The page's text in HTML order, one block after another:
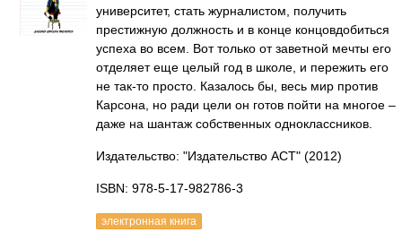
университет, стать журналистом, получить
престижную должность и в конце концовдобиться
успеха во всем. Вот только от заветной мечты его
отделяет еще целый год в школе, и пережить его
не так-то просто. Казалось бы, весь мир против
Карсона, но ради цели он готов пойти на многое –
даже на шантаж собственных одноклассников.
Издательство: "Издательство АСТ" (2012)
ISBN: 978-5-17-982786-3
электронная книга